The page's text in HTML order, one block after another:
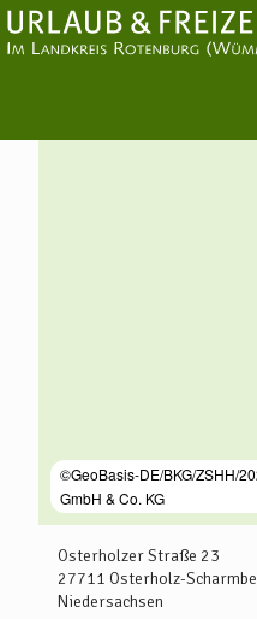
Osterholzer Straße 23
27711 Osterholz-
Niedersachsen